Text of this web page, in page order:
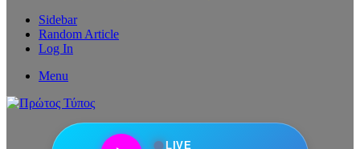
Sidebar
Random Article
Log In
Menu
LIVE